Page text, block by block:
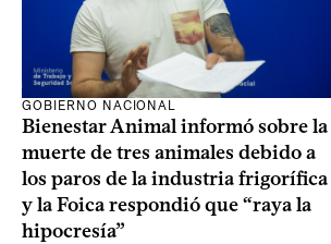
GOBIERNO NACIONAL
Bienestar Animal informó sobre la
muerte de tres animales debido a
los paros de la industria frigorífica
y la Foica respondió que “raya la
hipocresía”